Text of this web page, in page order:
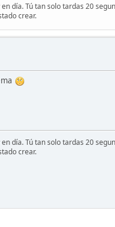
día. Tú tan solo tardas 20
crear.
día. Tú tan solo tardas 20
crear.